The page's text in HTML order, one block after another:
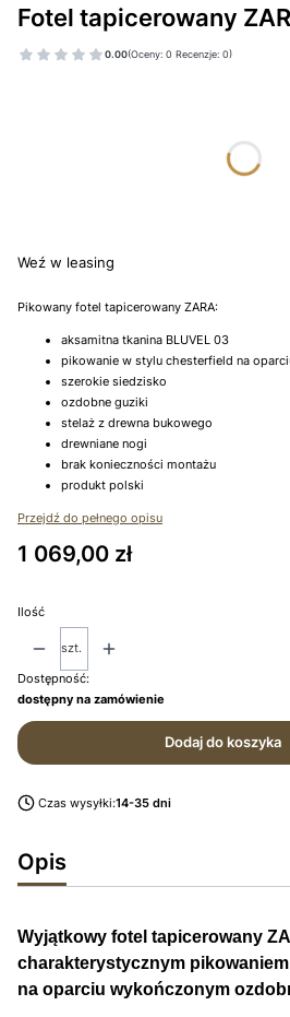
Fotel tapicerowany
0.00(Oceny: 0 Recenzje: 0)
Weź w leasing
Pikowany fotel tapicerowany ZARA:
aksamitna tkanina BLUVEL 03
pikowanie w stylu chesterfield na
szerokie siedzisko
ozdobne guziki
stelaż z drewna bukowego
drewniane nogi
brak konieczności montażu
produkt polski
Przejdź do pełnego opisu
Cena
1 069,00 zł
Ilość
szt.
Dostępność:
dostępny na zamówienie
Dodaj do koszyka
Czas wysyłki:14-35 dni
Opis
Wyjątkowy fotel tapicerowany
charakterystycznym
na oparciu wykończonym